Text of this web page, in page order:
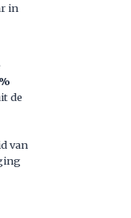
in
de
van